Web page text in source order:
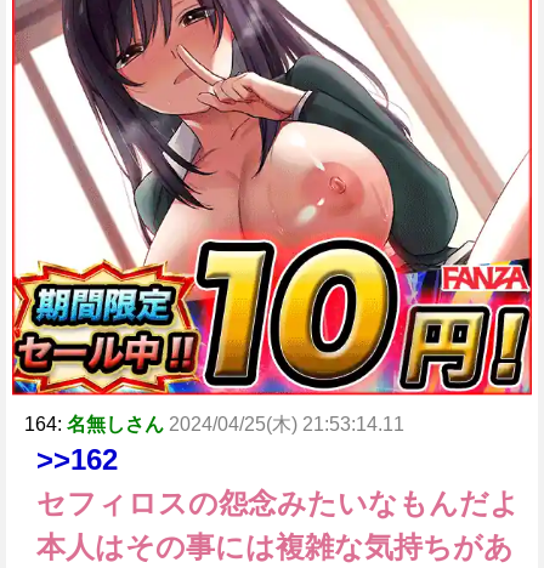
164: 名無しさん 2024/04/25(木) 21:53:14.11
>>162
セフィロスの怨念みたいなもんだよ
本人はその事には複雑な気持ちがあ